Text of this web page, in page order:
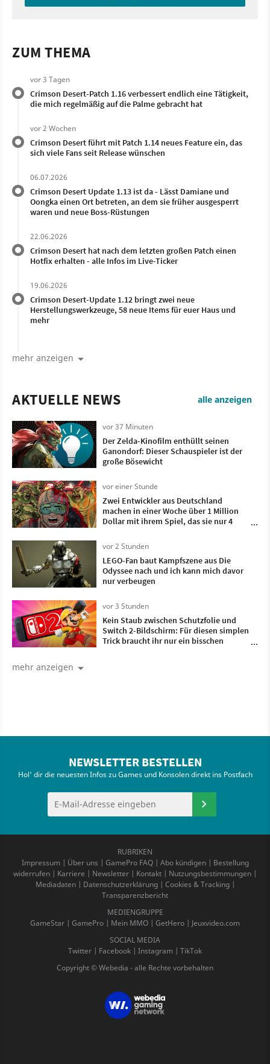
ZUM THEMA
vor 3 Tagen
Crimson Desert-Patch 1.16 verbessert endlich eine Tätigkeit,
die mich regelmäßig auf die Palme gebracht hat
vor 2 Wochen
Crimson Desert führt mit Patch 1.14 neues Feature ein, das
sich viele Fans seit Release wünschen
06.07.2026
Crimson Desert Update 1.13 ist da - Lässt Damiane und
Oongka einen Ort betreten, an dem sie früher ausgesperrt
waren und neue Boss-Rüstungen
22.06.2026
Crimson Desert hat nach dem letzten großen Patch einen
Hotfix erhalten - alle Infos im Live-Ticker
19.06.2026
Crimson Desert-Update 1.12 bringt zwei neue
Herstellungswerkzeuge, 58 neue Items für euer Haus und
mehr
mehr anzeigen
AKTUELLE NEWS alle anzeigen
vor 37 Minuten
Der Zelda-Kinofilm enthüllt seinen
Ganondorf: Dieser Schauspieler ist der
große Bösewicht
vor einer Stunde
Zwei Entwickler aus Deutschland
machen in einer Woche über 1 Million
Dollar mit ihrem Spiel, das sie nur 4
vor 2 Stunden
LEGO-Fan baut Kampfszene aus Die
Odyssee nach und ich kann mich davor
nur verbeugen
vor 3 Stunden
Kein Staub zwischen Schutzfolie und
Switch 2-Bildschirm: Für diesen simplen
Trick braucht ihr nur ein bisschen
mehr anzeigen
NEWSLETTER BESTELLEN
Hol' dir die neuesten Infos zu Games und Konsolen direkt ins Postfach
RUBRIKEN
Impressum| Über uns | GamePro FAQ| Abo kündigen| Bestellung
widerrufen | Karriere | Newsletter | Kontakt | Nutzungsbestimmungen |
Mediadaten| Datenschutzerklärung| Cookies & Tracking|
Transparenzbericht
MEDIENGRUPPE
GameStar | GamePro | Mein MMO | GetHero | Jeuxvideo.com
SOCIAL MEDIA
Twitter | Facebook | Instagram | TikTok
Copyright © Webedia - alle Rechte vorbehalten